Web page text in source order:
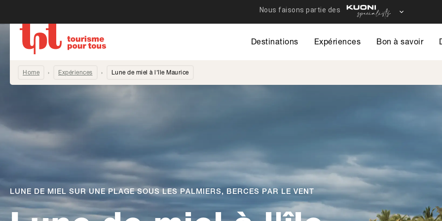
Destinations Expériences Bon à savoir
Home Expériences Lune de miel à l'île Maurice
LUNE DE MIEL SUR UNE PLAGE SOUS LES PALMIERS, BERCÉS PAR LE VENT